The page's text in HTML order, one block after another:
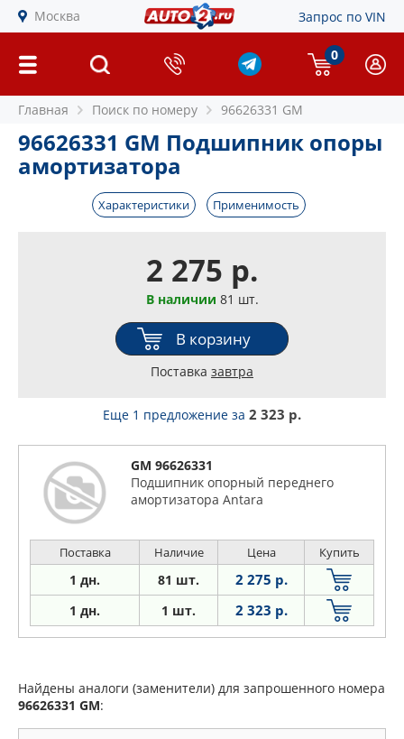
Москва Запрос по VIN
0
Главная Поиск по номеру 96626331 GM
96626331 GM Подшипник опоры
амортизатора
Характеристики Применимость
2 275 р.
В наличии 81 шт.
В корзину
Поставка завтра
Еще 1 предложение за 2 323 р.
GM 96626331
Подшипник опорный переднего
амортизатора Antara
Поставка Наличие Цена Купить
1 дн. 81 шт. 2 275 р.
1 дн. 1 шт. 2 323 р.
Найдены аналоги (заменители) для запрошенного номера
96626331 GM: